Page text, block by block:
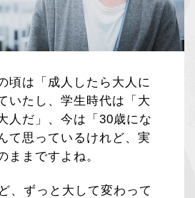
頃は「成人したら大人に
いたし、学生時代は「大
人だ」、今は「30歳にな
思っているけれど、実
ままですよね。
、ずっと大して変わって